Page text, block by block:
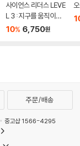
사이언스 리더스 LEVE
L 3 : 지구를 움직이는
화산 활동
10% 6,750원
주문/배송
중고샵 1566-4295